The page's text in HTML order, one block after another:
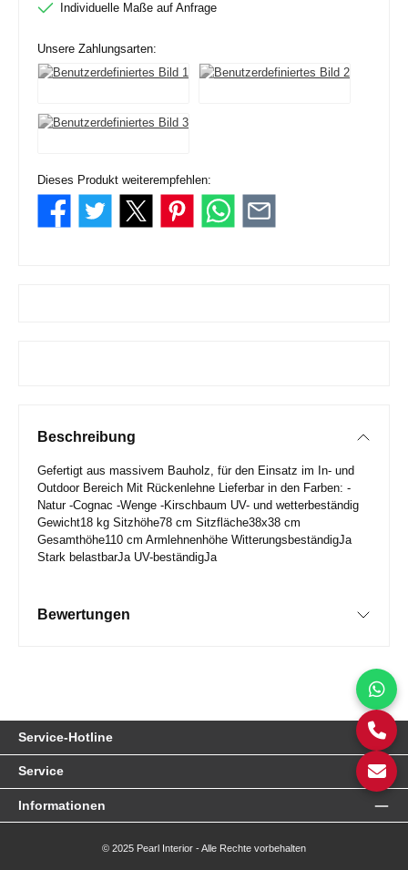
Individuelle Maße auf Anfrage
Unsere Zahlungsarten:
Dieses Produkt weiterempfehlen:
Beschreibung
Gefertigt aus massivem Bauholz, für den Einsatz im In- und
Outdoor Bereich Mit Rückenlehne Lieferbar in den Farben: -
Natur -Cognac -Wenge -Kirschbaum UV- und wetterbeständig
Gewicht18 kg Sitzhöhe78 cm Sitzfläche38x38 cm
Gesamthöhe110 cm Armlehnenhöhe WitterungsbeständigJa
Stark belastbarJa UV-beständigJa
Bewertungen
Service-Hotline
Service
Informationen
© 2025 Pearl Interior - Alle Rechte vorbehalten